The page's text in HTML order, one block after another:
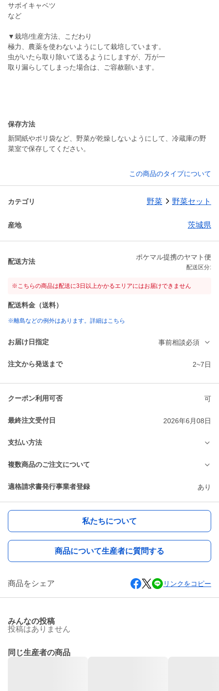
サボイキャベツ
など
▼栽培/生産方法、こだわり
極力、農薬を使わないようにして栽培しています。
虫がいたら取り除いて送るようにしますが、万が一
取り漏らしてしまった場合は、ご容赦願います。
保存方法
新聞紙やポリ袋など、野菜が乾燥しないようにして、冷蔵庫の野
菜室で保存してください。
この商品のタイプについて
カテゴリ 野菜 野菜セット
産地 茨城県
配送方法
ポケマル提携のヤマト便
配送区分:
※こちらの商品は配送に3日以上かかるエリアにはお届けできません
配送料金（送料）
※離島などの例外はあります。詳細はこちら
お届け日指定 事前相談必須
注文から発送まで 2~7日
クーポン利用可否 可
最終注文受付日 2026年6月08日
支払い方法
複数商品のご注文について
適格請求書発行事業者登録 あり
私たちについて
商品について生産者に質問する
商品をシェア リンクをコピー
みんなの投稿
投稿はありません
同じ生産者の商品